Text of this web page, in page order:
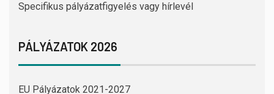
Specifikus pályázatfigyelés vagy hírlevél
PÁLYÁZATOK 2026
EU Pályázatok 2021-2027